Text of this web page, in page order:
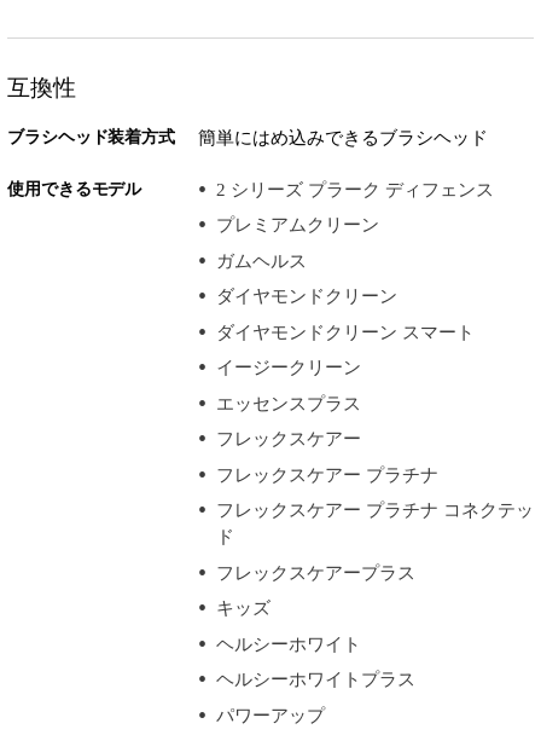
互換性
ブラシヘッド装着方式 簡単にはめ込みできるブラシヘッド
使用できるモデル
2 シリーズ プラーク ディフェンス
プレミアムクリーン
ガムヘルス
ダイヤモンドクリーン
ダイヤモンドクリーン スマート
イージークリーン
エッセンスプラス
フレックスケアー
フレックスケアー プラチナ
フレックスケアー プラチナ コネクテッ
ド
フレックスケアープラス
キッズ
ヘルシーホワイト
ヘルシーホワイトプラス
パワーアップ